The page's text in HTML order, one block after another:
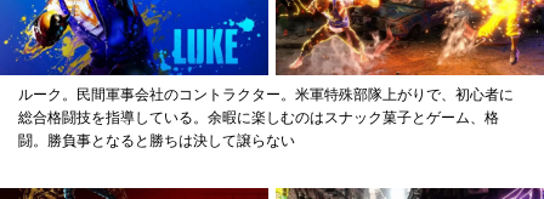
ルーク。民間軍事会社のコントラクター。米軍特殊部隊上がりで、初心者に
総合格闘技を指導している。余暇に楽しむのはスナック菓子とゲーム、格
闘。勝負事となると勝ちは決して譲らない